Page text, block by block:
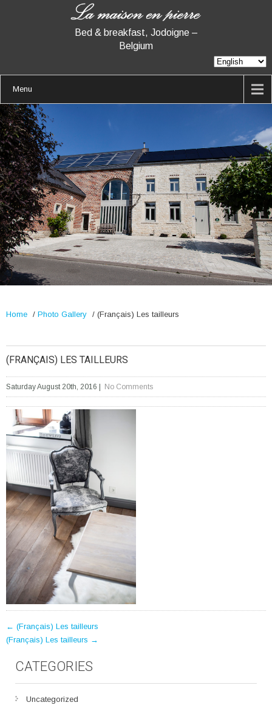
Bed & breakfast, Jodoigne –
Belgium
Menu
Home / Photo Gallery / (Français) Les tailleurs
(FRANÇAIS) LES TAILLEURS
Saturday August 20th, 2016 No Comments
POST
NAVIGATION
← (Français) Les tailleurs
(Français) Les tailleurs →
CATEGORIES
Uncategorized